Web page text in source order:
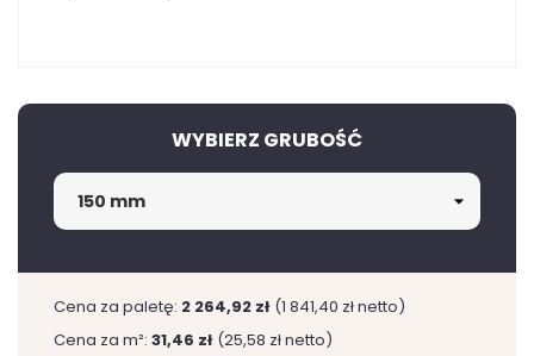
WYBIERZ GRUBOŚĆ
Cena za paletę: 2 264,92 zł (1 841,40 zł netto)
Cena za m²: 31,46 zł (25,58 zł netto)